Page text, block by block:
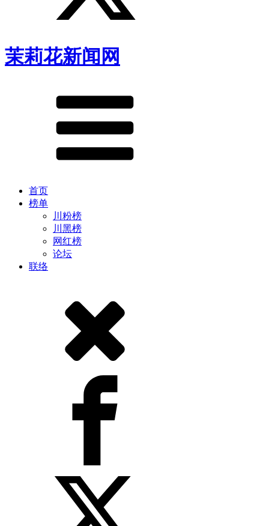
茉莉花新闻网
首页
榜单
川粉榜
川黑榜
网红榜
论坛
联络